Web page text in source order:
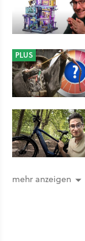
PLUS
mehr anzeigen